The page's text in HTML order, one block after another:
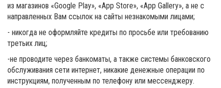
из магазинов «Google Play», «App Store», «App Gallery», а не с
направленных Вам ссылок на сайты незнакомыми лицами;
- никогда не оформляйте кредиты по просьбе или требованию
третьих лиц;
-не проводите через банкоматы, а также системы банковского
обслуживания сети интернет, никакие денежные операции по
инструкциям, полученным по телефону или мессенджеру.